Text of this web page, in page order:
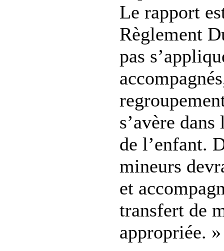
Le rapport
Règlement
pas
s’avère
de l’enfant.
mineurs
et
transfert de
appropriée. »